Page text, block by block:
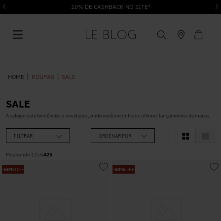
ROUPAS SALE
SALE
A categoria de tendências e novidades, onde você encontra os últimos lançamentos da marca.
FILTRAR ORDENAR POR
Mostrando 12 de425
-50%OFF -50%OFF
1º Vestido
2º Roupas